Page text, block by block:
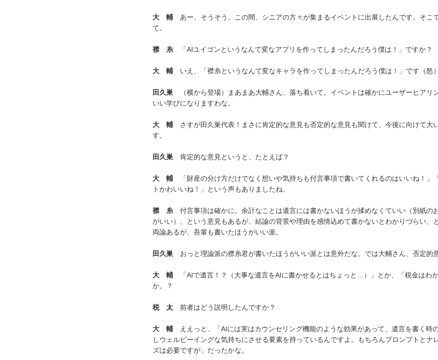
大 輔 あー、そうそう。この間、シニアの方々が集まるイベントに出展したんです。そこ
て。
襟 糸 「AIユイゴンというなんて変なアプリを作ってしまったんだろう僕は！」ですか？
大 輔 いえ、「襟糸というなんて変なキャラを作ってしまったんだろう僕は！」です（怒）
田久巣 （横から登場）まあまあ大輔さん、落ち着いて。イベントは確かにユーザーヒアリ
いい学びになりますわな。
大 輔 さすが田久巣代表！まさに肯定的な意見も否定的な意見も聞けて、今後に向けて大
す。
田久巣 肯定的な意見というと、たとえば？
大 輔 「財産の分け方だけでなく想いや気持ちも付言事項で書いてくれるのはいいね！」
トかわいいね！」という声もありましたね。
襟 糸 付言事項は確かに。余計なことは遺言には書かないほうが揉めなくていい（別紙の
がいい）、という意見もあるが、結論の背景や理由を感情込めて書かないとわかりづらい、
両論あるが、吾輩も書いたほうがいい派。
田久巣 おっと理論派の襟糸君が書いたほうがいい派とは意外だな。では大輔さん、否定的
大 輔 「AIで遺言！？（大事な遺言をAIに書かせるとはちょっと…）」とか、「税金はわ
か。？
税 太 前者はどう説明したんですか？
大 輔 ええっと、「AIには実はカウンセリング機能のような効果があって、遺言を書く時
しウェルビーイングな気持ちにさせる要素を持っているんですよ。もちろんプロンプトとナ
ズは必要ですが」だったかな。